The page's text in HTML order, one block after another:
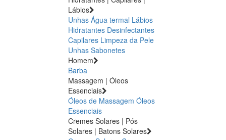
Lábios
Unhas Água termal Lábios
Hidratantes Desinfectantes
Capilares Limpeza da Pele
Unhas Sabonetes
Homem
Barba
Massagem | Óleos
Essenciais
Óleos de Massagem Óleos
Essenciais
Cremes Solares | Pós
Solares | Batons Solares